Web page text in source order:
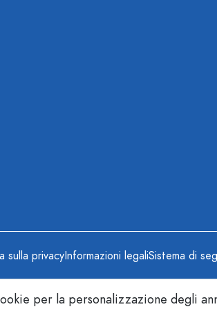
sulla privacyInformazioni legaliSistema di
per la personalizzazione degli